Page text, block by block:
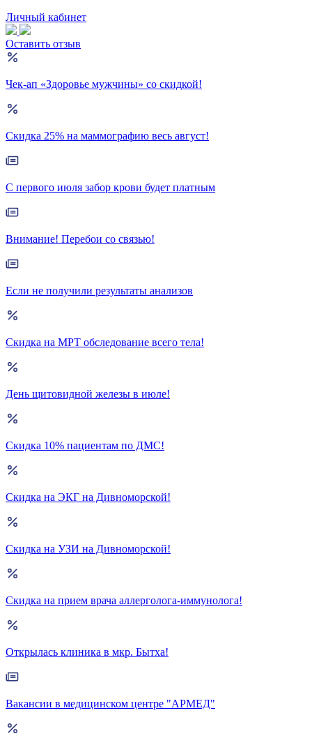
Личный кабинет
Оставить отзыв
Чек-ап «Здоровье мужчины» со скидкой!
Скидка 25% на маммографию весь август!
С первого июля забор крови будет платным
Внимание! Перебои со связью!
Если не получили результаты анализов
Скидка на МРТ обследование всего тела!
День щитовидной железы в июле!
Скидка 10% пациентам по ДМС!
Скидка на ЭКГ на Дивноморской!
Скидка на УЗИ на Дивноморской!
Скидка на прием врача аллерголога-иммунолога!
Открылась клиника в мкр. Бытха!
Вакансии в медицинском центре "АРМЕД"